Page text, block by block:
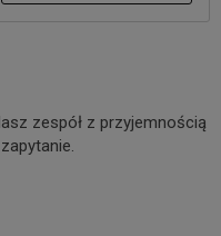
zespół z przyjemnością